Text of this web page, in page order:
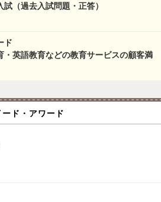
（過去入試問題・正答）
ド
・英語教育などの教育サービスの顧客満
ード・アワード